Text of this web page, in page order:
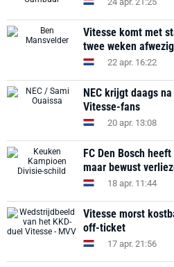
Vitesse komt met
twee weken
22 apr. 16:22
NEC krijgt daags
Vitesse-fans
20 apr. 13:08
FC Den Bosch
maar bewust
18 apr. 11:44
Vitesse morst
off-ticket
17 apr. 21:56